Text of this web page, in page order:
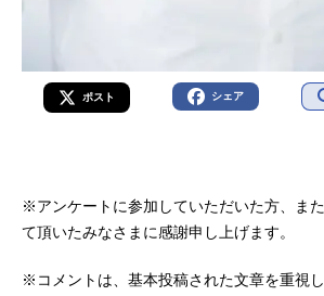
ポスト シェア
※アンケートに参加していただいた方、ま
て頂いたみなさまに感謝申し上げます。
※コメントは、基本投稿された文章を重視